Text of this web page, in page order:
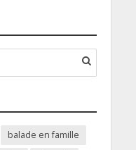
balade en famille